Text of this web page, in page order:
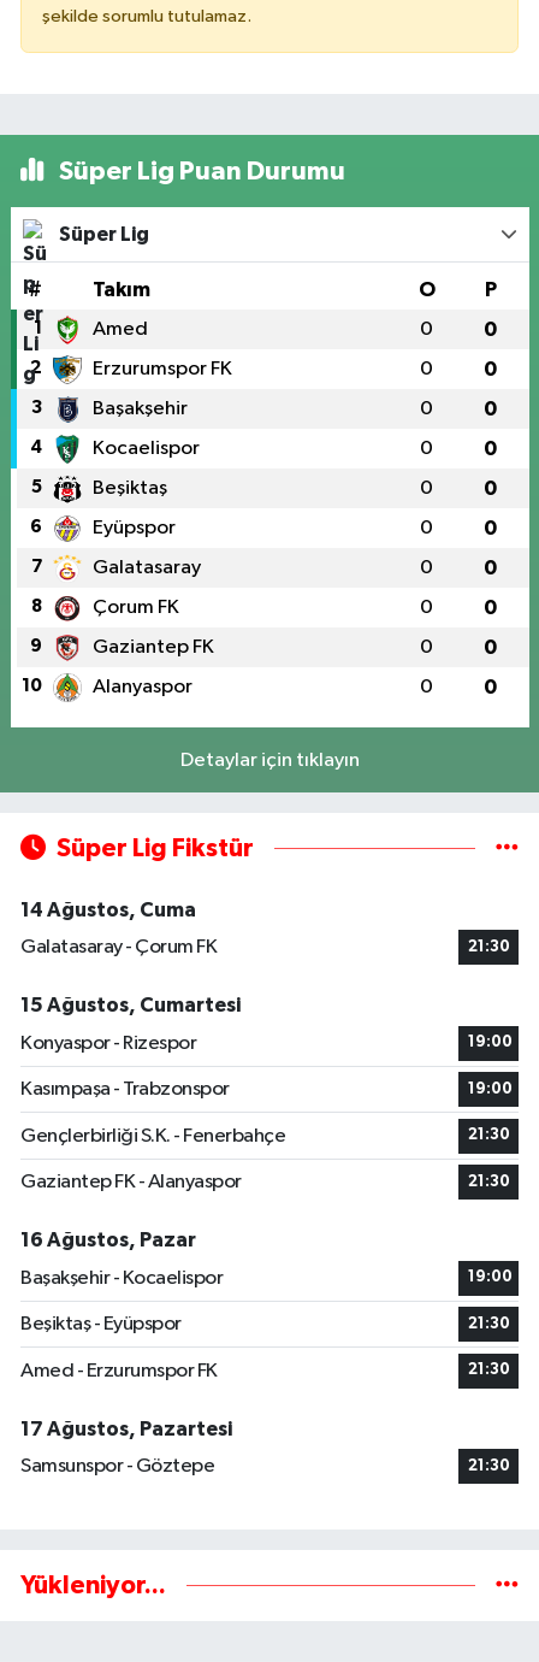
şekilde sorumlu tutulamaz.
Süper Lig Puan Durumu
Süper Lig
# Takım O P
1 Amed 0 0
2 Erzurumspor FK 0 0
3 Başakşehir 0 0
4 Kocaelispor 0 0
5 Beşiktaş 0 0
6 Eyüpspor 0 0
7 Galatasaray 0 0
8 Çorum FK 0 0
9 Gaziantep FK 0 0
10 Alanyaspor 0 0
Detaylar için tıklayın
Süper Lig Fikstür
14 Ağustos, Cuma
Galatasaray - Çorum FK
21:30
15 Ağustos, Cumartesi
Konyaspor - Rizespor
19:00
Kasımpaşa - Trabzonspor 19:00
Gençlerbirliği S.K. - Fenerbahçe 21:30
Gaziantep FK - Alanyaspor 21:30
16 Ağustos, Pazar
Başakşehir - Kocaelispor
19:00
Beşiktaş - Eyüpspor 21:30
Amed - Erzurumspor FK 21:30
17 Ağustos, Pazartesi
Samsunspor - Göztepe
21:30
Yükleniyor...